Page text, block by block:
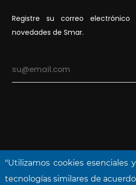
Registre su correo
novedades de Smar.
"Utilizamos cookies esenciales y
tecnologías similares de acuerdo